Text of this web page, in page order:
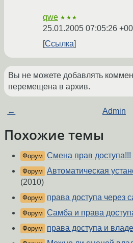
qwe ★★★
25.01.2005 07:05:26
Ссылка
Вы не можете добавлять
перемещена в архив.
← Admin
Похожие темы
Форум Смена прав доступа!!!
Форум Автоматическая
(2010)
Форум права доступа через
Форум Самба и права
Форум права доступа и